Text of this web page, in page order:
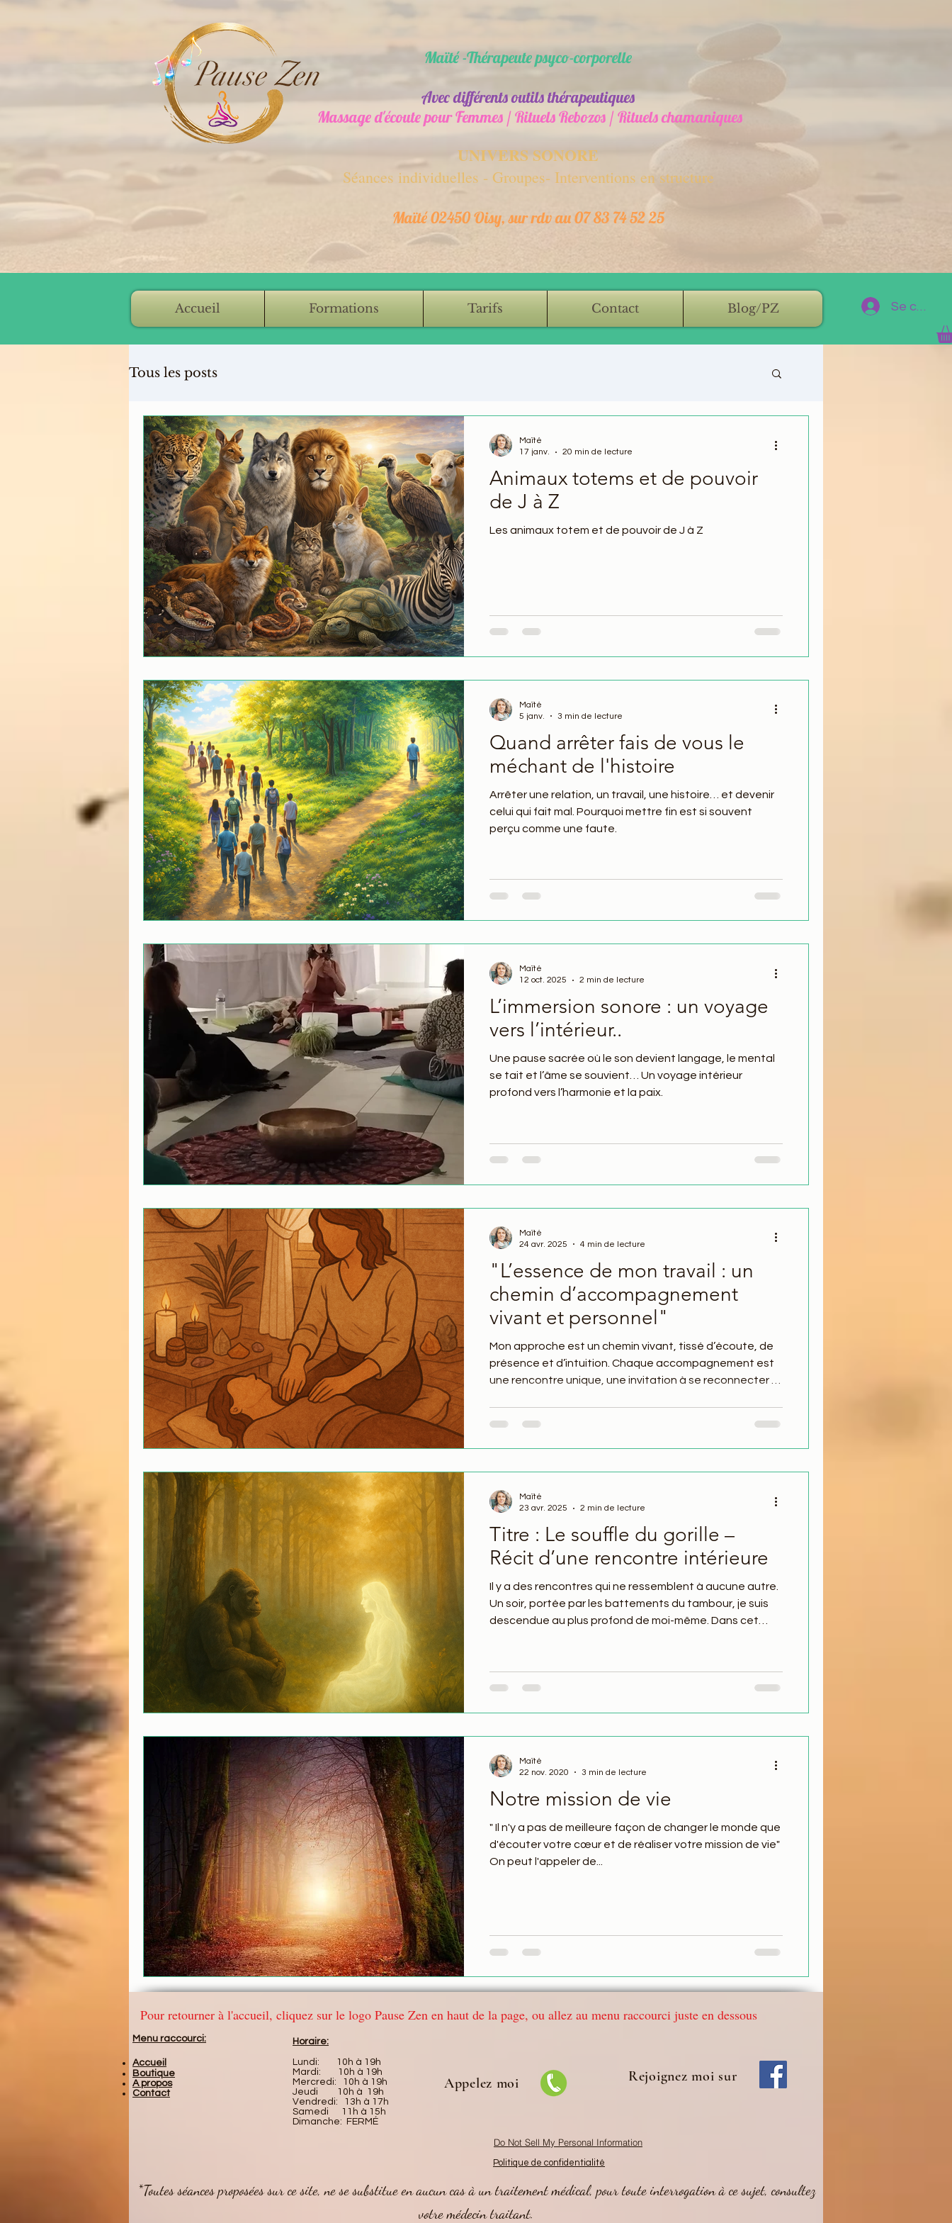
Maïté -Thérapeute psyco-corporelle
Avec différents outils thérapeutiques
Massage d'écoute pour Femmes / Rituels Rebozos / Rituels chamaniques
UNIVERS SONORE
Séances individuelles - Groupes- Interventions en structure
Maïté 02450 Oisy, sur rdv au 07 83 74 52 25
Accueil Formations Tarifs Contact Blog/PZ Se
Tous les posts
Animaux totems et de pouvoir
de J à Z
Les animaux totem et de pouvoir de J à Z
Maïté
17 janv.
20 min de lecture
Quand arrêter fais de vous le
méchant de l'histoire
Arrêter une relation, un travail, une histoire… et devenir
celui qui fait mal. Pourquoi mettre fin est si souvent
perçu comme une faute.
Maïté
5 janv.
3 min de lecture
L’immersion sonore : un voyage
vers l’intérieur..
Une pause sacrée où le son devient langage, le mental
se tait et l’âme se souvient… Un voyage intérieur
profond vers l’harmonie et la paix.
Maïté
12 oct. 2025
2 min de lecture
"L’essence de mon travail : un
chemin d’accompagnement
vivant et personnel"
Mon approche est un chemin vivant, tissé d’écoute, de
présence et d’intuition. Chaque accompagnement est
une rencontre unique, une invitation à se reconnecter à
chacun peut avancer à son rythme, libérer ce qui
entrave, et nourrir ce qui aspire à éclore."
Maïté
24 avr. 2025
4 min de lecture
Titre : Le souffle du gorille –
Récit d’une rencontre intérieure
Il y a des rencontres qui ne ressemblent à aucune autre.
Un soir, portée par les battements du tambour, je suis
descendue au plus profond de moi-même. Dans cet
intérieure, il était là, le gorille...
Maïté
23 avr. 2025
2 min de lecture
Notre mission de vie
" Il n'y a pas de meilleure façon de changer le monde que
d'écouter votre cœur et de réaliser votre mission de vie"
On peut l'appeler de...
Maïté
22 nov. 2020
3 min de lecture
Pour retourner à l'accueil, cliquez sur le logo Pause Zen en haut de la page, ou allez au menu raccourci juste en dessous
Menu raccourci:
Accueil
Boutique
A propos
Contact
Horaire:
Lundi: 10h à 19h
Mardi: 10h à 19h
Mercredi: 10h à 19h
Jeudi 10h à 19h
Vendredi: 13h à 17h
Samedi 11h à 15h
Dimanche: FERMÉ
Appelez moi Rejoignez moi sur
Do Not Sell My Personal Information
Politique de confidentialité
*Toutes séances proposées sur ce site, ne se substitue en aucun cas à un traitement médical, pour touteinterrogation à ce sujet, consultez
votre médecin traitant.